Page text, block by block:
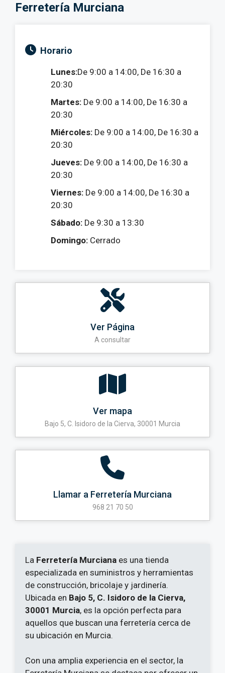
Ferretería Murciana
Horario
Lunes:De 9:00 a 14:00, De 16:30 a
20:30
Martes: De 9:00 a 14:00, De 16:30 a
20:30
Miércoles: De 9:00 a 14:00, De 16:30 a
20:30
Jueves: De 9:00 a 14:00, De 16:30 a
20:30
Viernes: De 9:00 a 14:00, De 16:30 a
20:30
Sábado: De 9:30 a 13:30
Domingo: Cerrado
Ver Página
A consultar
Ver mapa
Bajo 5, C. Isidoro de la Cierva, 30001 Murcia
Llamar a Ferretería Murciana
968 21 70 50
La Ferretería Murciana es una tienda
especializada en suministros y herramientas
de construcción, bricolaje y jardinería.
Ubicada en Bajo 5, C. Isidoro de la Cierva,
30001 Murcia, es la opción perfecta para
aquellos que buscan una ferretería cerca de
su ubicación en Murcia.
Con una amplia experiencia en el sector, la